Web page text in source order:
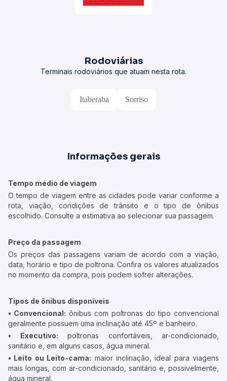
Rodoviárias
Terminais rodoviários que atuam nesta rota.
Itaberaba Sorriso
Informações gerais
Tempo médio de viagem
O tempo de viagem entre as cidades pode variar conforme a
rota, viação, condições de trânsito e o tipo de ônibus
escolhido. Consulte a estimativa ao selecionar sua passagem.
Preço da passagem
Os preços das passagens variam de acordo com a viação,
data, horário e tipo de poltrona. Confira os valores atualizados
no momento da compra, pois podem sofrer alterações.
Tipos de ônibus disponíveis
• Convencional: ônibus com poltronas do tipo convencional
geralmente possuem uma inclinação até 45º e banheiro.
• Executivo: poltronas confortáveis, ar-condicionado,
sanitário e, em alguns casos, água mineral.
• Leito ou Leito-cama: maior inclinação, ideal para viagens
mais longas, com ar-condicionado, sanitário e, possivelmente,
água mineral.